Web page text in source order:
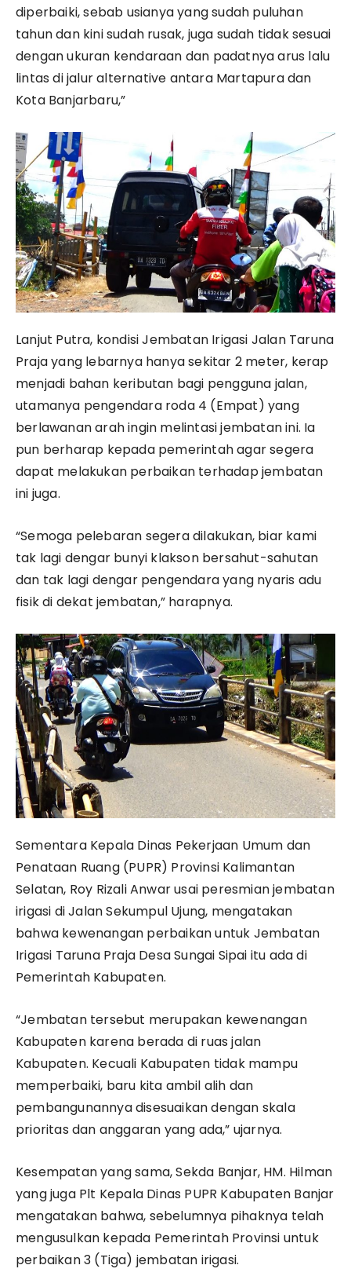
diperbaiki, sebab usianya yang sudah puluhan
tahun dan kini sudah rusak, juga sudah tidak sesuai
dengan ukuran kendaraan dan padatnya arus lalu
lintas di jalur alternative antara Martapura dan
Kota Banjarbaru,”
Lanjut Putra, kondisi Jembatan Irigasi Jalan Taruna
Praja yang lebarnya hanya sekitar 2 meter, kerap
menjadi bahan keributan bagi pengguna jalan,
utamanya pengendara roda 4 (Empat) yang
berlawanan arah ingin melintasi jembatan ini. Ia
pun berharap kepada pemerintah agar segera
dapat melakukan perbaikan terhadap jembatan
ini juga.
“Semoga pelebaran segera dilakukan, biar kami
tak lagi dengar bunyi klakson bersahut-sahutan
dan tak lagi dengar pengendara yang nyaris adu
fisik di dekat jembatan,” harapnya.
Sementara Kepala Dinas Pekerjaan Umum dan
Penataan Ruang (PUPR) Provinsi Kalimantan
Selatan, Roy Rizali Anwar usai peresmian jembatan
irigasi di Jalan Sekumpul Ujung, mengatakan
bahwa kewenangan perbaikan untuk Jembatan
Irigasi Taruna Praja Desa Sungai Sipai itu ada di
Pemerintah Kabupaten.
“Jembatan tersebut merupakan kewenangan
Kabupaten karena berada di ruas jalan
Kabupaten. Kecuali Kabupaten tidak mampu
memperbaiki, baru kita ambil alih dan
pembangunannya disesuaikan dengan skala
prioritas dan anggaran yang ada,” ujarnya.
Kesempatan yang sama, Sekda Banjar, HM. Hilman
yang juga Plt Kepala Dinas PUPR Kabupaten Banjar
mengatakan bahwa, sebelumnya pihaknya telah
mengusulkan kepada Pemerintah Provinsi untuk
perbaikan 3 (Tiga) jembatan irigasi.